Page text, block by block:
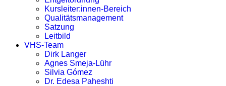
Kursleiter:innen-Bereich
Qualitätsmanagement
Satzung
Leitbild
VHS-Team
Dirk Langer
Agnes Smeja-Lühr
Silvia Gómez
Dr. Edesa Paheshti